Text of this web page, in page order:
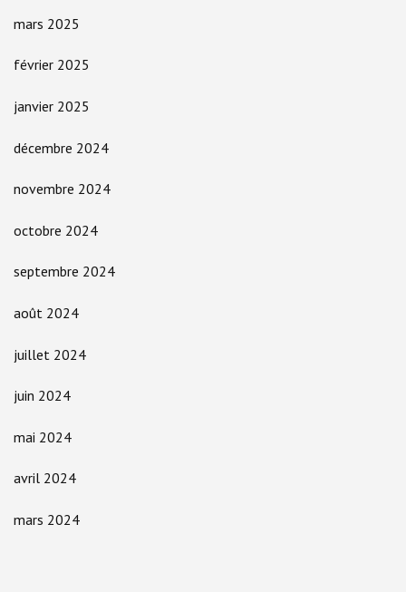
mars 2025
février 2025
janvier 2025
décembre 2024
novembre 2024
octobre 2024
septembre 2024
août 2024
juillet 2024
juin 2024
mai 2024
avril 2024
mars 2024